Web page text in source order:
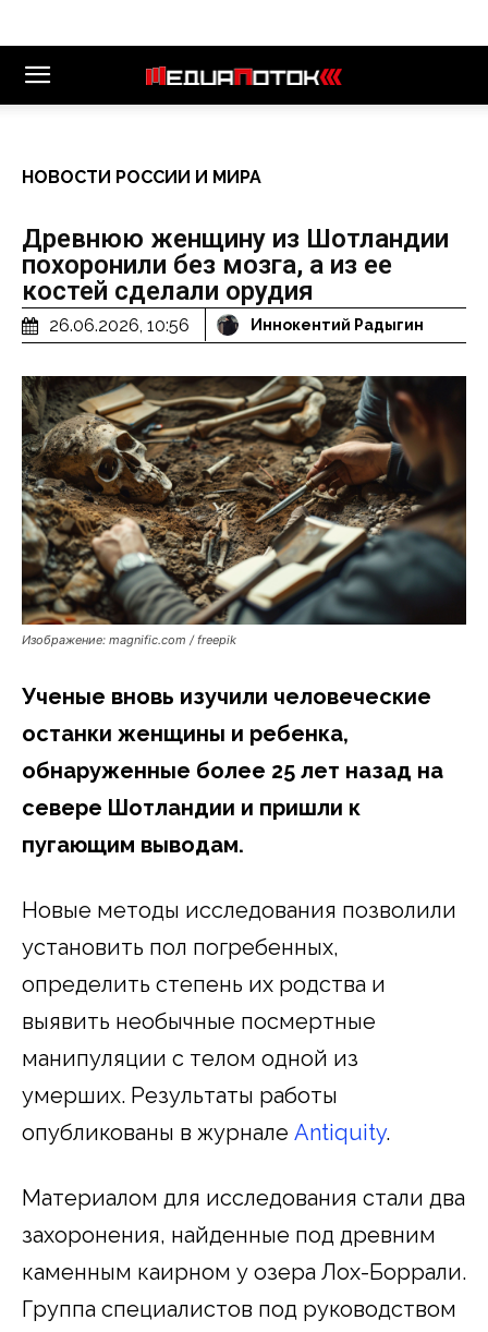
НОВОСТИ РОССИИ И МИРА
Древнюю женщину из Шотландии
похоронили без мозга, а из ее
костей сделали орудия
26.06.2026, 10:56 Иннокентий Радыгин
Изображение: magnific.com / freepik
Ученые вновь изучили человеческие
останки женщины и ребенка,
обнаруженные более 25 лет назад на
севере Шотландии и пришли к
пугающим выводам.
Новые методы исследования позволили
установить пол погребенных,
определить степень их родства и
выявить необычные посмертные
манипуляции с телом одной из
умерших. Результаты работы
опубликованы в журнале Antiquity.
Материалом для исследования стали два
захоронения, найденные под древним
каменным каирном у озера Лох-Боррали.
Группа специалистов под руководством